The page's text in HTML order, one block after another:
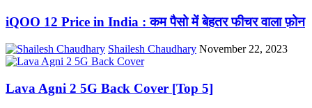
iQOO 12 Price in India : कम पैसो में बेहतर फीचर वाला फ़ोन
Shailesh Chaudhary November 22, 2023
Lava Agni 2 5G Back Cover [Top 5]